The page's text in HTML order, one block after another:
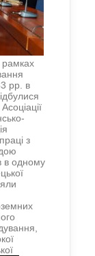
рамках
рр. в
з
в одному